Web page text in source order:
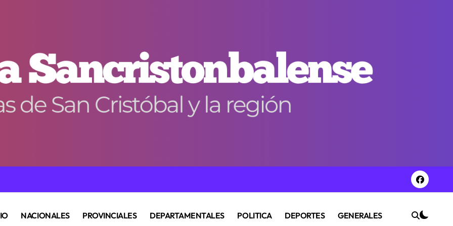
NACIONALES PROVINCIALES DEPARTAMENTALES POLITICA DEPORTES GENERALES